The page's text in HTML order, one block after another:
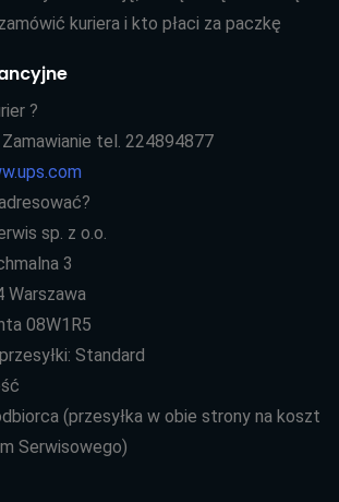
kuriera i kto płaci za paczkę
?
tel. 224894877
sp. z o.o.
3
Warszawa
08W1R5
Standard
(przesyłka w obie strony na koszt
Serwisowego)